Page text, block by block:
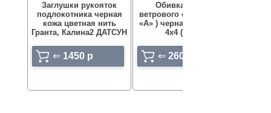
Заглушки рукояток
подлокотника черная
кожа цветная нить
Гранта, Калина2 ДАТСУН
⇐ 1450 p
Обивка стойки
ветрового окна (стойка
«А» ) черная кожа Лада
4х4 (Нива)
⇐ 2600 p